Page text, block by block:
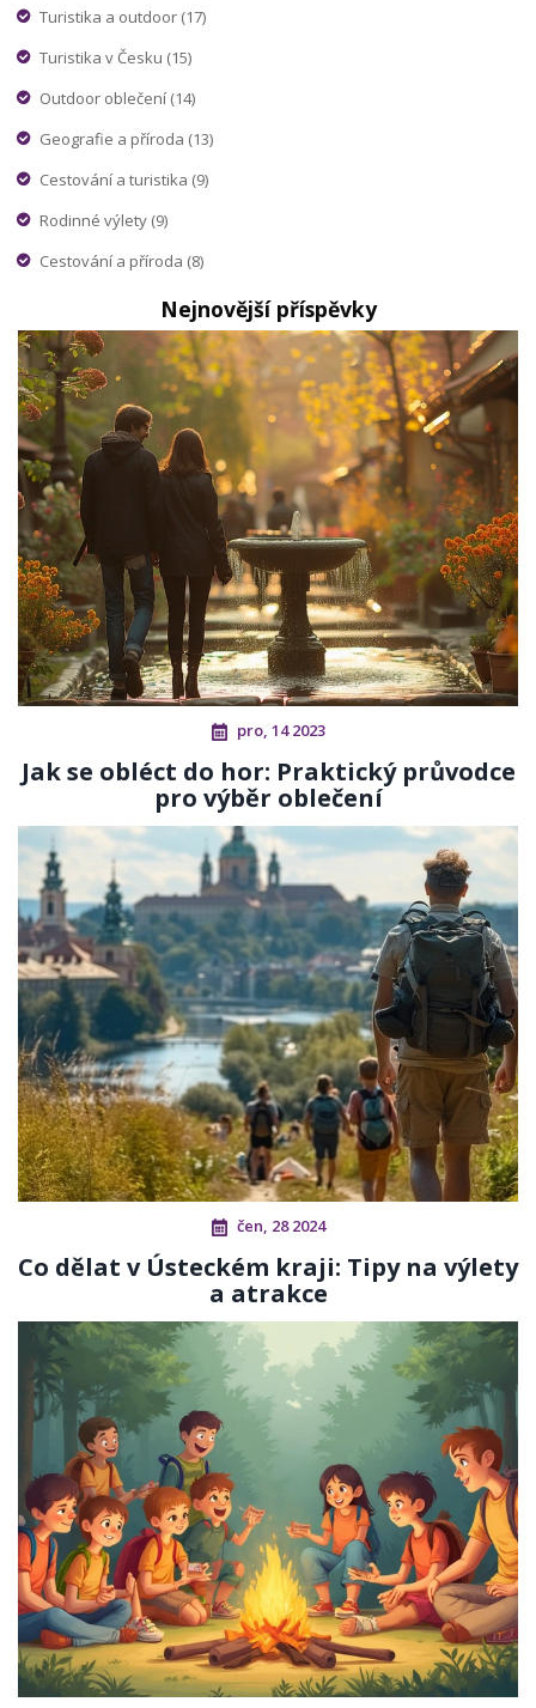
Turistika a outdoor (17)
Turistika v Česku (15)
Outdoor oblečení (14)
Geografie a příroda (13)
Cestování a turistika (9)
Rodinné výlety (9)
Cestování a příroda (8)
Nejnovější příspěvky
pro, 14 2023
Jak se obléct do hor: Praktický průvodce
pro výběr oblečení
čen, 28 2024
Co dělat v Ústeckém kraji: Tipy na výlety
a atrakce